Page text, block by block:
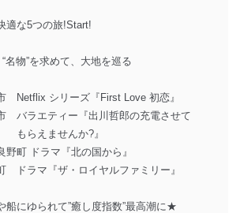
な5つの旅!Start!
名物”を求めて、大地を巡る
シリーズ『First Love 初恋』
ラエティー『出川哲郎の充電させて
んか?』
ドラマ『北の国から』
マ『ザ・ロイヤルファミリー』
にゆられて”癒し度指数”最高潮に★